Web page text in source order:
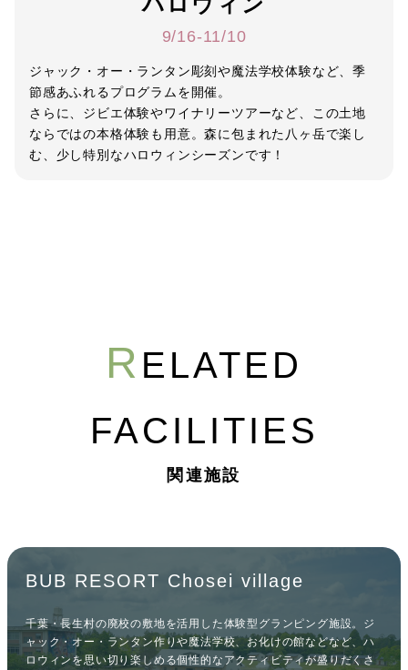
9/16-11/10
ジャック・オー・ランタン彫刻や魔法学校体験など、季
節感あふれるプログラムを開催。
さらに、ジビエ体験やワイナリーツアーなど、この土地
ならではの本格体験も用意。森に包まれた八ヶ岳で楽し
む、少し特別なハロウィンシーズンです！
R ELATED
FACILITIES
関連施設
BUB RESORT Chosei village
千葉・長生村の廃校の敷地を活用した体験型グランピング施設。ジ
ャック・オー・ランタン作りや魔法学校、お化けの館などなど、ハ
ロウィンを思い切り楽しめる個性的なアクティビティが盛りだくさ